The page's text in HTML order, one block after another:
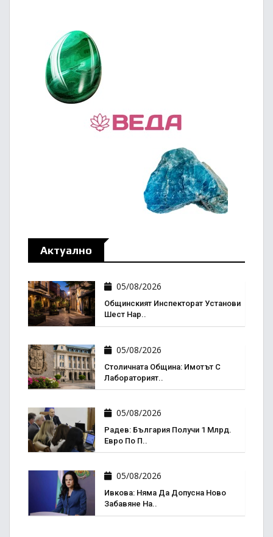
Актуално
05/08/2026
Общинският Инспекторат Установи
Шест Нар..
05/08/2026
Столичната Община: Имотът С
Лабораторият..
05/08/2026
Радев: България Получи 1 Млрд.
Евро По П..
05/08/2026
Ивкова: Няма Да Допусна Ново
Забавяне На..